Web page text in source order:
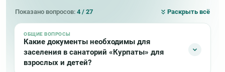
Показано вопросов:4 / 27 Раскрыть всё
ОБЩИЕ ВОПРОСЫ
Какие документы необходимы для
заселения в санаторий «Курпаты» для
взрослых и детей?